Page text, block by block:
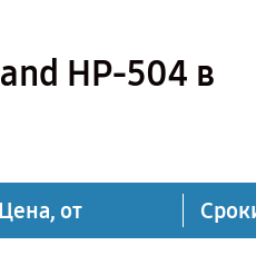
HP-504 в
Цена, от